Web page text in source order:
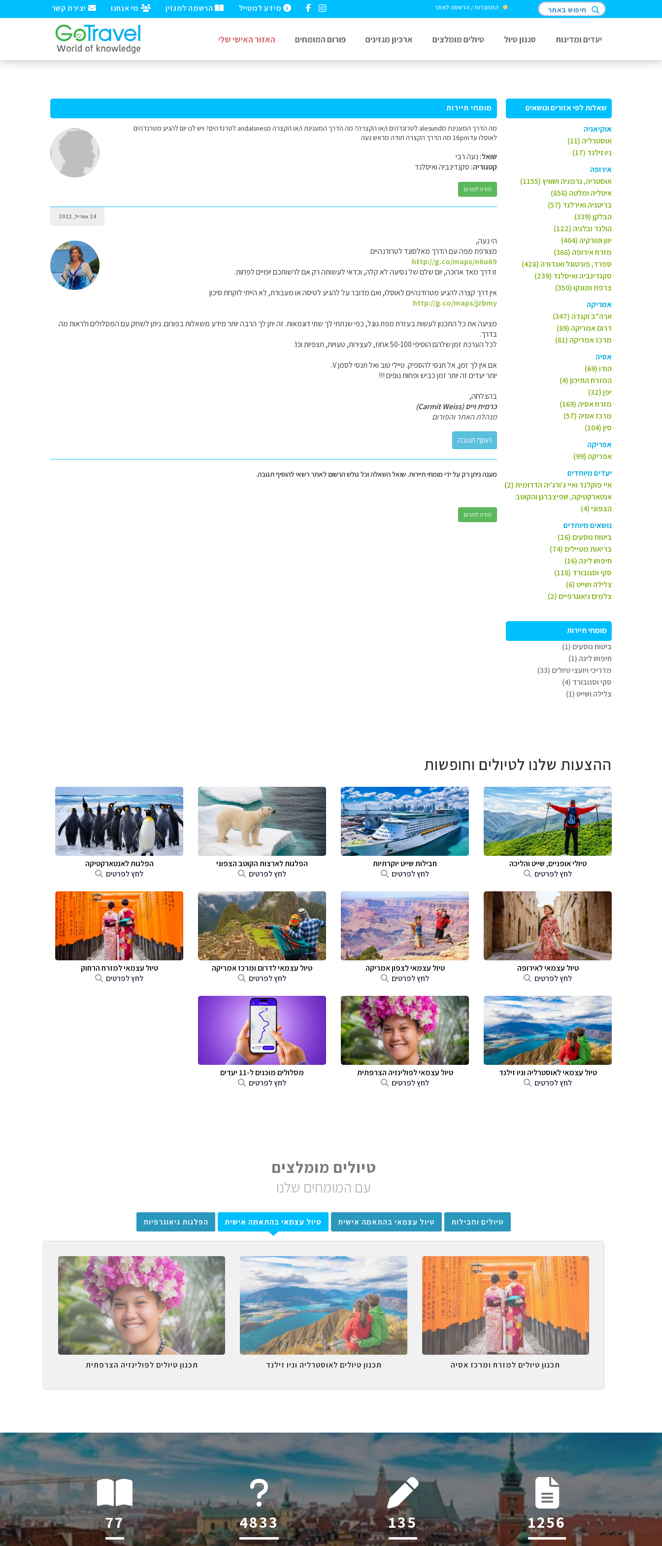
יצירת קשר מי אנחנו הרשמה למגזין מידע למטייל התחברות / הרשמה לאתר חיפוש באתר
יעדים ומדינות סגנון טיול טיולים מומלצים ארכיון מגזינים פורום המומחים האזור האישי שלי
שאלות לפי אזורים ונושאים
אוקיאניה
אוסטרליה (11)
ניו זילנד (17)
אירופה
אוסטריה, גרמניה ושוויץ (1155)
איטליה ומלטה (858)
בריטניה ואירלנד (57)
הבלקן (339)
הולנד ובלגיה (122)
יוון וטורקיה (404)
מזרח אירופה (368)
ספרד, פורטוגל ואנדורה (428)
סקנדינביה ואיסלנד (239)
צרפת ומונקו (350)
אמריקה
ארה"ב וקנדה (347)
דרום אמריקה (89)
מרכז אמריקה (81)
אסיה
הודו (69)
המזרח התיכון (4)
יפן (32)
מזרח אסיה (169)
מרכז אסיה (57)
סין (104)
אפריקה
אפריקה (99)
יעדים מיוחדים
איי פוקלנד ואיי ג'ורג'יה הדרומית (2)
אנטארקטיקה, שפיצברגן והקוטב
הצפוני (4)
נושאים מיוחדים
ביטוח נוסעים (26)
בריאות מטיילים (74)
חיפוש לינה (16)
סקי וסנובורד (118)
צלילה ושייט (6)
צלמים גיאוגרפיים (2)
מומחי תיירות
ביטוח נוסעים (1)
חיפוש לינה (1)
מדריכי ויועצי טיולים (33)
סקי וסנובורד (4)
צלילה ושייט (1)
מומחי תיירות
מה הדרך המענינת מalesund לטרונדהים ו/או הקצרה? מה הדרך המענינת ו/או הקצרה מandalsnes לטרנדהים? ויש לנו יום להגיע מטרנדהים
לאוסלו עד16pm מה הדרך הקצרה תודה מראש נעה
שואל: נעה רבי
קטגוריה: סקנדינביה ואיסלנד
חזרה לפורום
24 אפריל, 2012
הי נעה,
מצורפת מפה עם הדרך מאלסונד לטרודנהיים
http://g.co/maps/n6u69
זו דרך מאד ארוכה, יום שלם של נסיעה לא קלה, וכדאי לעשותה רק אם לרשותכם יומיים לפחות.
אין דרך קצרה להגיע מטרודנהיים לאוסלו, ואם מדובר על להגיע לטיסה או מעבורת, לא הייתי לוקחת סיכון
http://g.co/maps/jzbmy
מציעה את כל התכנון לעשות בעזרת מפת גוגל, כפי שנתתי לך שתי דוגמאות. זה יתן לך הרבה יותר מידע משאלות בפורום. ניתן לשחק עם המסלולים ולראות מה
בדרך.
לכל הערכת זמן שלהם הוסיפי 50-100 אחוז, לעצירות, טעויות, תצפיות וכו'.
אם אין לך זמן, אל תנסי להספיק. טיילי טוב ואל תנסי לסמן V.
יותר יעדים זה יותר זמן כביש ופחות נופים !!!
בהצלחה,
כרמית וייס (Carmit Weiss)
מנהלת האתר והפורום
מענה ניתן רק על ידי מומחי תיירות. שואל השאלה וכל גולש הרשום לאתר רשאי להוסיף תגובה.
חזרה לפורום
ההצעות שלנו לטיולים וחופשות
טיולי אופניים, שייט והליכה
לחץ לפרטים
חבילות שייט יוקרתיות
לחץ לפרטים
הפלגות לארצות הקוטב הצפוני
לחץ לפרטים
הפלגות לאנטארקטיקה
לחץ לפרטים
טיול עצמאי לאירופה
לחץ לפרטים
טיול עצמאי לצפון אמריקה
לחץ לפרטים
טיול עצמאי לדרום ומרכז אמריקה
לחץ לפרטים
טיול עצמאי למזרח הרחוק
לחץ לפרטים
טיול עצמאי לאוסטרליה וניו זילנד
לחץ לפרטים
טיול עצמאי לפולינזיה הצרפתית
לחץ לפרטים
מסלולים מוכנים ל-11 יעדים
לחץ לפרטים
טיולים מומלצים
עם המומחים שלנו
טיולים וחבילות טיול עצמאי בהתאמה אישית טיול עצמאי בהתאמה אישית הפלגות גיאוגרפיות
תכנון טיולים למזרח ומרכז אסיה תכנון טיולים לאוסטרליה וניו זילנד תכנון טיולים לפולינזיה הצרפתית
123 6045 215 2004